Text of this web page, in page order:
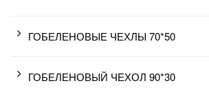
ГОБЕЛЕНОВЫЕ ЧЕХЛЫ 70*50
ГОБЕЛЕНОВЫЙ ЧЕХОЛ 90*30